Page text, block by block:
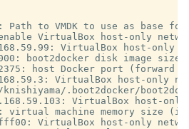
Path to VMDK to use as base
VirtualBox host-only
VirtualBox host-only
boot2docker disk image size
host Docker port (forward
VirtualBox host-only
.boot2docker/
VirtualBox host-
virtual machine memory size (in
VirtualBox host-only